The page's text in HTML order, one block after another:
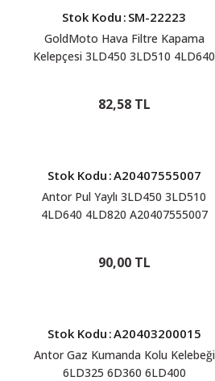
Stok Kodu : SM-22223
GoldMoto Hava Filtre Kapama
Kelepçesi 3LD450 3LD510 4LD640
82,58 TL
Stok Kodu :A20407555007
Antor Pul Yaylı 3LD450 3LD510
4LD640 4LD820 A20407555007
90,00 TL
Stok Kodu :A20403200015
Antor Gaz Kumanda Kolu Kelebeği
6LD325 6D360 6LD400